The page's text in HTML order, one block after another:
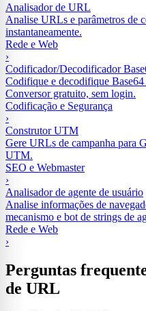
Analisador de URL
Analise URLs e parâmetros de
instantaneamente.
Rede e Web
›
Codificador/Decodificador
Codifique e decodifique Base64
Conversor gratuito, sem login.
Codificação e Segurança
›
Construtor UTM
Gere URLs de campanha para
UTM.
SEO e Webmaster
›
Analisador de agente de usuário
Analise informações de
mecanismo e bot de strings de
Rede e Web
›
Perguntas
de URL